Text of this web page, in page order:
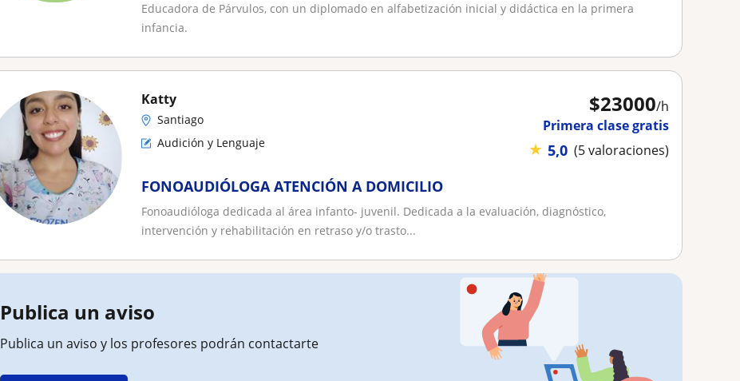
Educadora de Párvulos, con un diplomado en alfabetización inicial y didáctica en la primera
infancia.
$23000/h
Primera clase gratis
★ 5,0 (5 valoraciones)
Katty
Santiago
Audición y Lenguaje
FONOAUDIÓLOGA ATENCIÓN A DOMICILIO
Fonoaudióloga dedicada al área infanto- juvenil. Dedicada a la evaluación, diagnóstico,
intervención y rehabilitación en retraso y/o trasto...
Publica un aviso
Publica un aviso y los profesores podrán contactarte